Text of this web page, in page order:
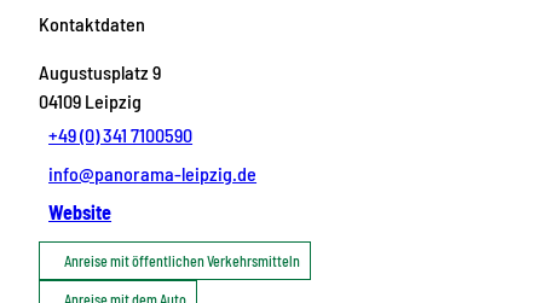
Kontaktdaten
Augustusplatz 9
04109 Leipzig
+49 (0) 341 7100590
info@panorama-leipzig.de
Website
Anreise mit öffentlichen Verkehrsmitteln
Anreise mit dem Auto